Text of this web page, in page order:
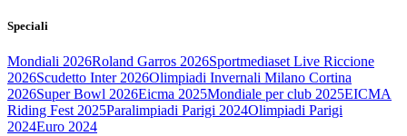
Speciali
Mondiali 2026Roland Garros 2026Sportmediaset Live Riccione
2026Scudetto Inter 2026Olimpiadi Invernali Milano Cortina
2026Super Bowl 2026Eicma 2025Mondiale per club 2025EICMA
Riding Fest 2025Paralimpiadi Parigi 2024Olimpiadi Parigi
2024Euro 2024